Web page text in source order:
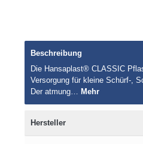
Beschreibung
Die Hansaplast® CLASSIC
Versorgung für kleine Schürf-,
Der atmung… Mehr
Hersteller